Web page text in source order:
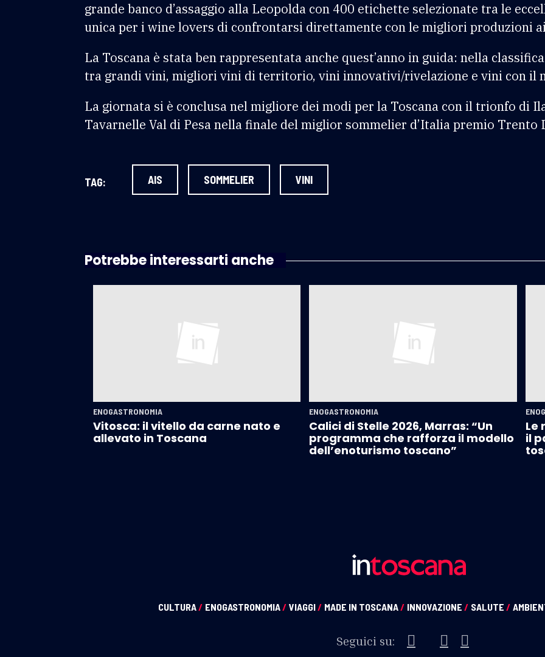
grande banco d’assaggio alla Leopolda con 400 etichette selezionate tra le
unica per i wine lovers di confrontarsi direttamente con le migliori produzioni
La Toscana è stata ben rappresentata anche quest’anno in guida: nella
tra grandi vini, migliori vini di territorio, vini innovativi/rivelazione e vini con il
La giornata si è conclusa nel migliore dei modi per la Toscana con il trionfo di
Tavarnelle Val di Pesa nella finale del miglior sommelier d’Italia premio Trento
TAG: AIS SOMMELIER VINI
Potrebbe interessarti anche
ENOGASTRONOMIA
Vitosca: il vitello da carne nato e
allevato in Toscana
ENOGASTRONOMIA
Calici di Stelle 2026, Marras: “Un
programma che rafforza il modello
dell’enoturismo toscano”
Le
il
CULTURA/ ENOGASTRONOMIA/ VIAGGI/ MADE IN TOSCANA/ INNOVAZIONE / SALUTE /
Seguici su: